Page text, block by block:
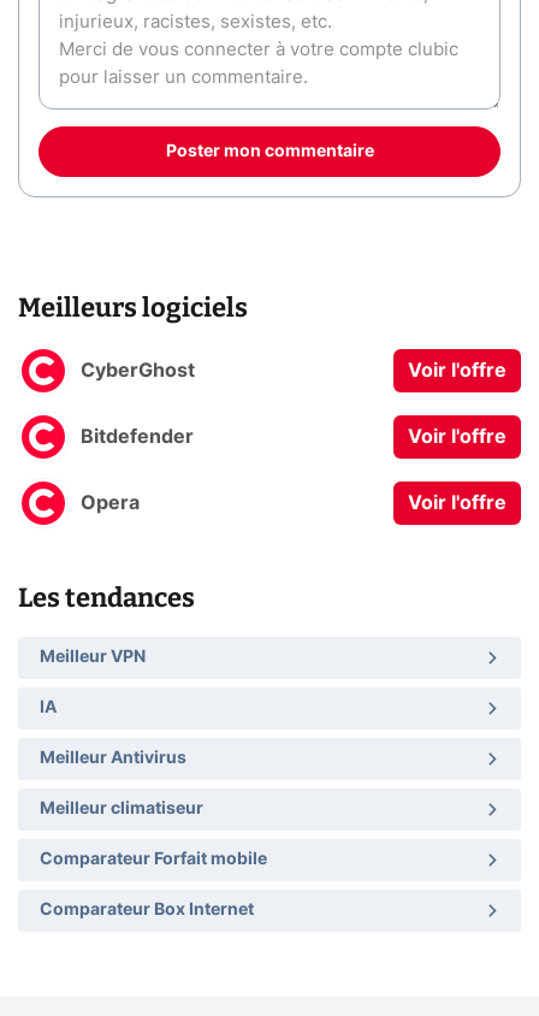
Poster mon commentaire
Meilleurs logiciels
CyberGhost Voir l'offre
Bitdefender Voir l'offre
Opera Voir l'offre
Les tendances
Meilleur VPN
IA
Meilleur Antivirus
Meilleur climatiseur
Comparateur Forfait mobile
Comparateur Box Internet